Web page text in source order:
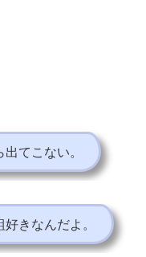
てこない。
きなんだよ。